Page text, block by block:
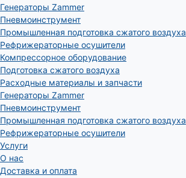
Генераторы Zammer
Пневмоинструмент
Промышленная подготовка сжатого воздуха
Рефрижераторные осушители
Компрессорное оборудование
Подготовка сжатого воздуха
Расходные материалы и запчасти
Генераторы Zammer
Пневмоинструмент
Промышленная подготовка сжатого воздуха
Рефрижераторные осушители
Услуги
О нас
Доставка и оплата